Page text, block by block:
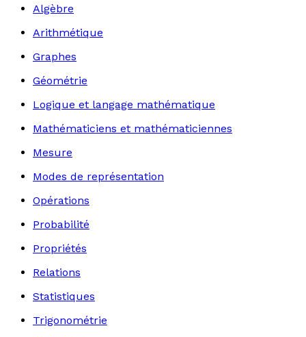
Algèbre
Arithmétique
Graphes
Géométrie
Logique et langage mathématique
Mathématiciens et mathématiciennes
Mesure
Modes de représentation
Opérations
Probabilité
Propriétés
Relations
Statistiques
Trigonométrie